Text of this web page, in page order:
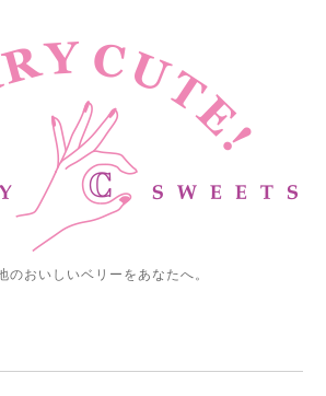
のおいしいベリーをあなたへ。